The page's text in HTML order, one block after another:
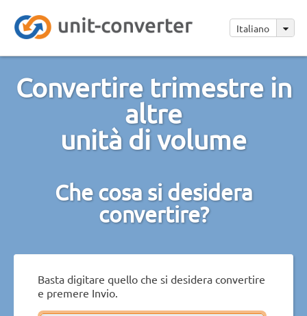
Italiano
Convertire trimestre in
altre
unità di volume
Che cosa si desidera
convertire?
Basta digitare quello che si desidera convertire
e premere Invio.